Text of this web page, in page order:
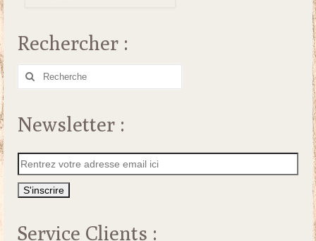
Rechercher :
Rechercher
Newsletter :
Service Clients :